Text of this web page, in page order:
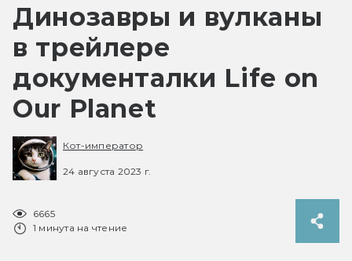
Динозавры и вулканы
в трейлере
документалки Life on
Our Planet
Кот-император
24 августа 2023 г.
6665
1 минута на чтение